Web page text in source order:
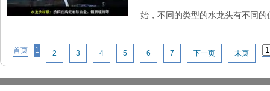
始，不同的类型的水龙头有不同的
首页 1 2 3 4 5 6 7 下一页 末页